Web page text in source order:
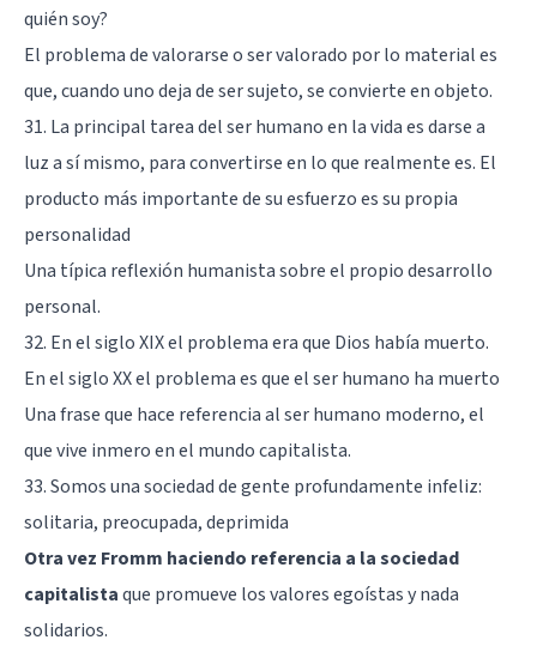
quién soy?
El problema de valorarse o ser valorado por lo material es
que, cuando uno deja de ser sujeto, se convierte en objeto.
31. La principal tarea del ser humano en la vida es darse a
luz a sí mismo, para convertirse en lo que realmente es. El
producto más importante de su esfuerzo es su propia
personalidad
Una típica reflexión humanista sobre el propio desarrollo
personal.
32. En el siglo XIX el problema era que Dios había muerto.
En el siglo XX el problema es que el ser humano ha muerto
Una frase que hace referencia al ser humano moderno, el
que vive inmero en el mundo capitalista.
33. Somos una sociedad de gente profundamente infeliz:
solitaria, preocupada, deprimida
Otra vez Fromm haciendo referencia a la sociedad
capitalistaque promueve los valores egoístas y nada
solidarios.